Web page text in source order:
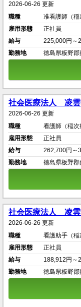
2026-06-26 更新
職種
准看護師（稲
雇用形態
正社員
給与
225,000円～
勤務地
徳島県板野
社会医療法人 凌
2026-06-26 更新
職種
看護師（稲次
雇用形態
正社員
給与
262,700円～
勤務地
徳島県板野
社会医療法人 凌
2026-06-26 更新
職種
看護助手（稲
雇用形態
正社員
給与
188,912円～
勤務地
徳島県板野